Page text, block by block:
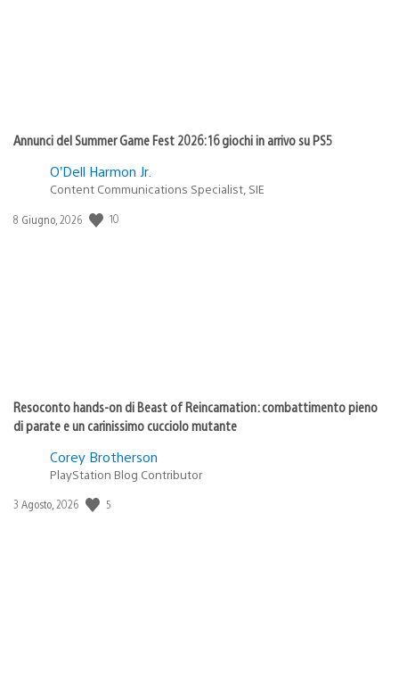
Annunci del Summer Game Fest 2026: 16 giochi in arrivo su PS5
O’Dell Harmon Jr.
Content Communications Specialist, SIE
Data
8 Giugno, 2026 10
Resoconto hands-on di Beast of Reincarnation: combattimento pieno
di parate e un carinissimo cucciolo mutante
Corey Brotherson
PlayStation Blog Contributor
Data
3 Agosto, 2026 5